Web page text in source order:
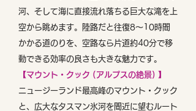
河、そして海に直接流れ落ちる巨大な滝を上
空から眺めます。陸路だと往復8〜10時間
かかる道のりを、空路なら片道約40分で移
動できる効率の良さも大きな魅力です。
【マウント・クック (アルプスの絶景) 】
ニュージーランド最高峰のマウント・クック
と、広大なタスマン氷河を間近に望むルート